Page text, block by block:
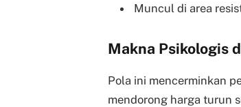
Muncul di area
Makna Psikologis
Pola ini mencerminkan
mendorong harga turun